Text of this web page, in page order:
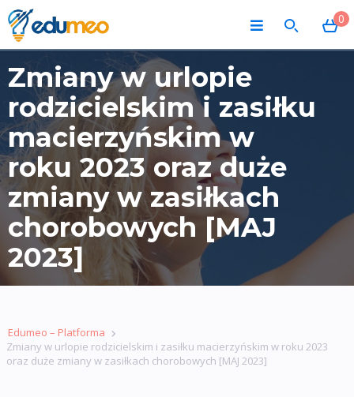
0
Zmiany w urlopie
rodzicielskim i zasiłku
macierzyńskim w
roku 2023 oraz duże
zmiany w zasiłkach
chorobowych [MAJ
2023]
Edumeo – Platforma
Zmiany w urlopie rodzicielskim i zasiłku macierzyńskim w roku 2023
oraz duże zmiany w zasiłkach chorobowych [MAJ 2023]